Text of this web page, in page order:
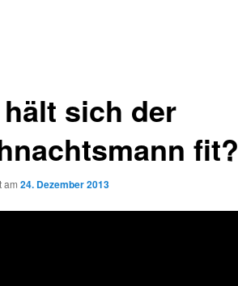
sich der
fit?
am 24. Dezember 2013